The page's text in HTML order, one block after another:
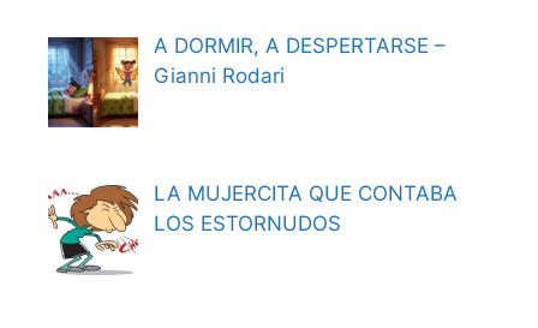
A DORMIR, A DESPERTARSE –
Gianni Rodari
LA MUJERCITA QUE CONTABA
LOS ESTORNUDOS